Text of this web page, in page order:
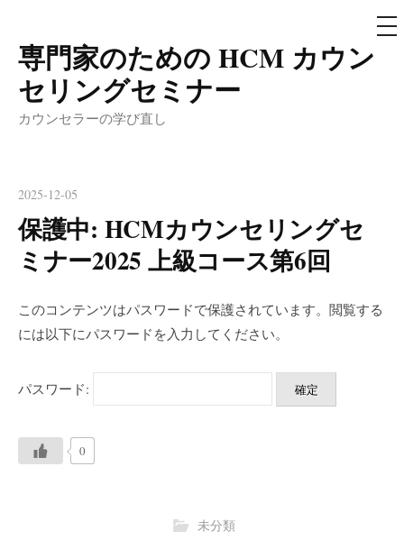
コ
ン
テ
ン
ス
キ
ッ
プ
専門家のための HCM カウン
セリングセミナー
カウンセラーの学び直し
メ
ニ
2025-12-05
保護中: HCMカウンセリングセ
ミナー2025 上級コース第6回
このコンテンツはパスワードで保護されています。閲覧する
には以下にパスワードを入力してください。
パスワード:
0
未分類